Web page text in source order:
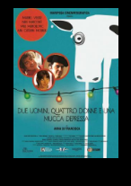
GUARDA IL TRAILER
VAI ALLA SCHEDA